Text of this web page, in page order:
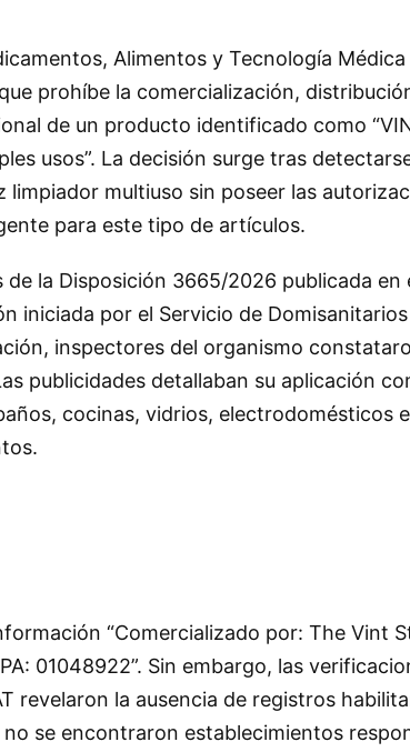
Alimentos y Tecnología Médica
prohíbe la comercialización,
de un producto identificado como
usos”. La decisión surge tras
multiuso sin poseer las
para este tipo de artículos.
la Disposición 3665/2026 publicada en
iniciada por el Servicio de
inspectores del organismo
publicidades detallaban su aplicación
cocinas, vidrios, electrodomésticos
“Comercializado por: The Vint
01048922”. Sin embargo, las
revelaron la ausencia de registros
se encontraron establecimientos